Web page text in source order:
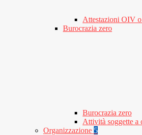
Attestazioni OIV o
Burocrazia zero
Burocrazia zero
Attività soggette a
Organizzazione 5